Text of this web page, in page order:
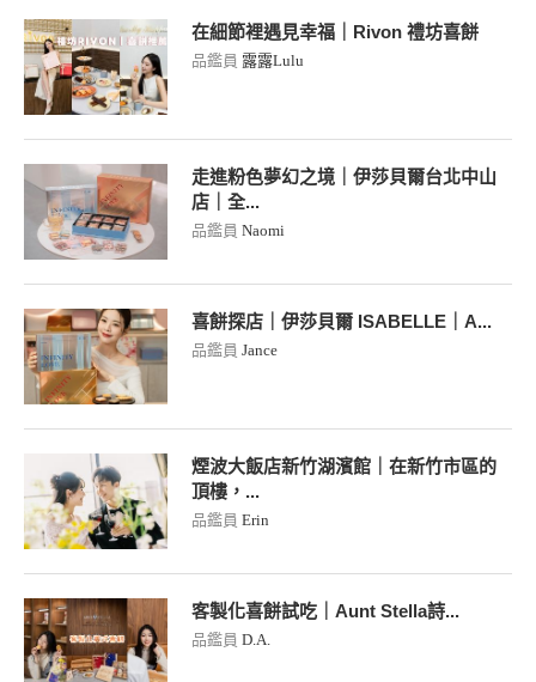
在細節裡遇見幸福｜Rivon 禮坊喜餅
品鑑員 露露Lulu
走進粉色夢幻之境｜伊莎貝爾台北中山
店｜全...
品鑑員 Naomi
喜餅探店｜伊莎貝爾 ISABELLE｜A...
品鑑員 Jance
煙波大飯店新竹湖濱館｜在新竹市區的
頂樓，...
品鑑員 Erin
客製化喜餅試吃｜Aunt Stella詩...
品鑑員 D.A.